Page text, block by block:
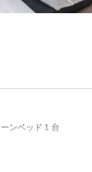
ンベッド 1 台